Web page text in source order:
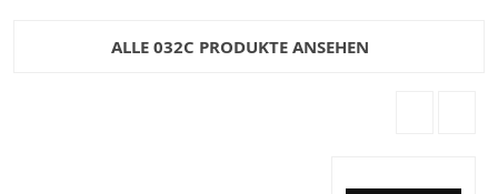
ALLE 032C PRODUKTE ANSEHEN